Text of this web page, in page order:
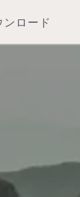
ンロード